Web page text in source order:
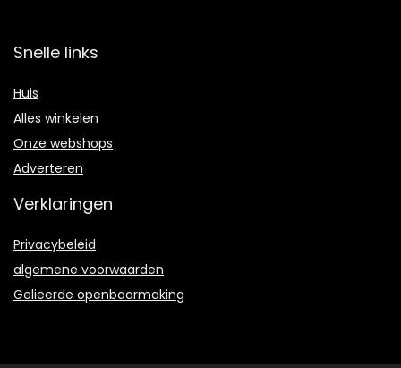
Snelle links
Huis
Alles winkelen
Onze webshops
Adverteren
Verklaringen
Privacybeleid
algemene voorwaarden
Gelieerde openbaarmaking